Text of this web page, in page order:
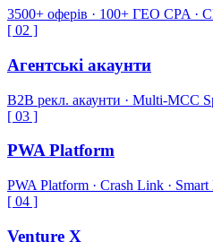
3500+ оферів · 100+ ГЕО CPA ·
[ 02 ]
Агентські акаунти
B2B рекл. акаунти · Multi-MCC
[ 03 ]
PWA Platform
PWA Platform · Crash Link ·
[ 04 ]
Venture X